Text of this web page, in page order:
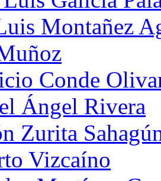
Montañez
Conde
Ángel Rivera
Zurita
Vizcaíno